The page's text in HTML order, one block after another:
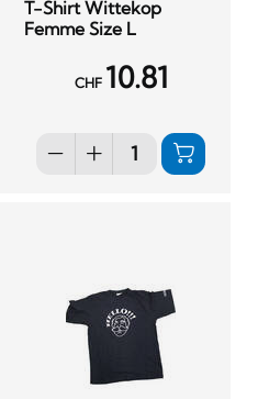
T-Shirt Wittekop
Femme Size L
CHF 10.81